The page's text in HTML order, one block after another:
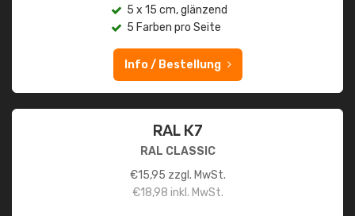
5 x 15 cm, glänzend
5 Farben pro Seite
Info / Bestellung
RAL K7
RAL CLASSIC
€15,95 zzgl. MwSt.
€18,98 inkl. MwSt.